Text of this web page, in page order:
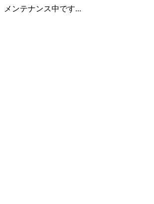
メンテナンス中です...